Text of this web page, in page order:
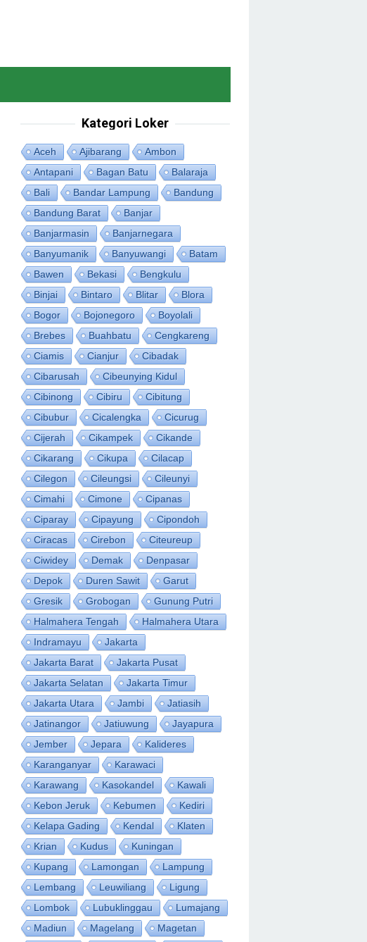
Kategori Loker
Aceh Ajibarang
Ambon
Antapani
Bagan Batu
Balaraja
Bali
Bandar Lampung
Bandung
Bandung Barat
Banjar
Banjarmasin
Banjarnegara
Banyumanik
Banyuwangi
Batam
Bawen
Bekasi
Bengkulu
Binjai
Bintaro Blitar
Blora
Bogor
Bojonegoro
Boyolali
Brebes
Buahbatu
Cengkareng
Ciamis
Cianjur
Cibadak
Cibarusah
Cibeunying Kidul
Cibinong
Cibiru
Cibitung
Cibubur
Cicalengka
Cicurug
Cijerah
Cikampek
Cikande
Cikarang
Cikupa
Cilacap
Cilegon
Cileungsi
Cileunyi
Cimahi
Cimone
Cipanas
Ciparay
Cipayung
Cipondoh
Ciracas
Cirebon
Citeureup
Ciwidey
Demak
Denpasar
Depok
Duren Sawit
Garut
Gresik
Grobogan
Gunung Putri
Halmahera Tengah
Halmahera Utara
Indramayu
Jakarta
Jakarta Barat
Jakarta Pusat
Jakarta Selatan
Jakarta Timur
Jakarta Utara
Jambi
Jatiasih
Jatinangor
Jatiuwung
Jayapura
Jember
Jepara
Kalideres
Karanganyar
Karawaci
Karawang
Kasokandel
Kawali
Kebon Jeruk
Kebumen
Kediri
Kelapa Gading
Kendal
Klaten
Krian
Kudus
Kuningan
Kupang
Lamongan
Lampung
Lembang
Leuwiliang
Ligung
Lombok
Lubuklinggau
Lumajang
Madiun
Magelang
Magetan